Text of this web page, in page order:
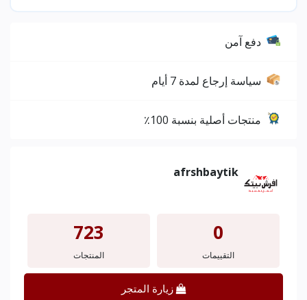
دفع آمن
سياسة إرجاع لمدة 7 أيام
منتجات أصلية بنسبة 100٪
afrshbaytik
0
التقييمات
723
المنتجات
زيارة المتجر